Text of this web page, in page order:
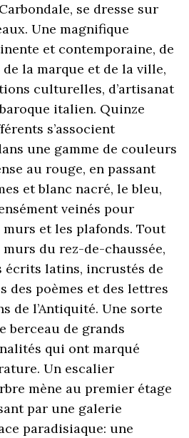
se dresse sur
Une magnifique
et contemporaine, de
la marque et de la ville,
culturelles, d’artisanat
italien. Quinze
s’associent
une gamme de couleurs
au rouge, en passant
et blanc nacré, le bleu,
veinés pour
et les plafonds. Tout
du rez-de-chaussée,
écrits latins, incrustés de
des poèmes et des lettres
de l’Antiquité. Une sorte
berceau de grands
qui ont marqué
Un escalier
mène au premier étage
par une galerie
paradisiaque: une